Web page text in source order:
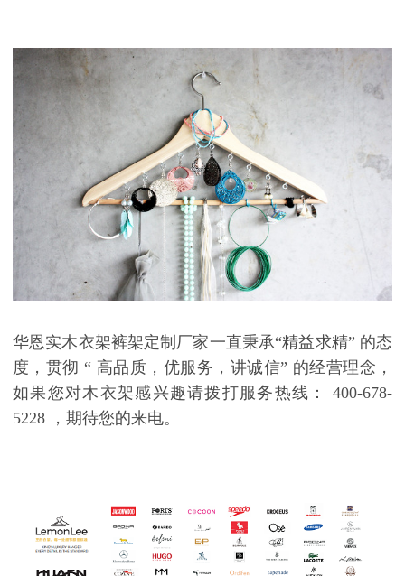
华恩实木衣架裤架定制厂家一直秉承“精益求精” 的态
度，贯彻 “ 高品质，优服务，讲诚信” 的经营理念，
如果您对木衣架感兴趣请拨打服务热线：
400-678-
5228 ，期待您的来电。